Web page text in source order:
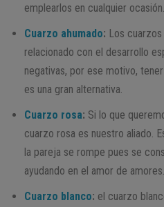
emplearlos en cualquier ocasión.
Cuarzo ahumado: Los
relacionado con el desarrollo
negativas, por ese motivo,
es una gran alternativa.
Cuarzo rosa: Si lo que
cuarzo rosa es nuestro aliado.
la pareja se rompe pues se
ayudando en el amor de amores.
Cuarzo blanco: el cuarzo